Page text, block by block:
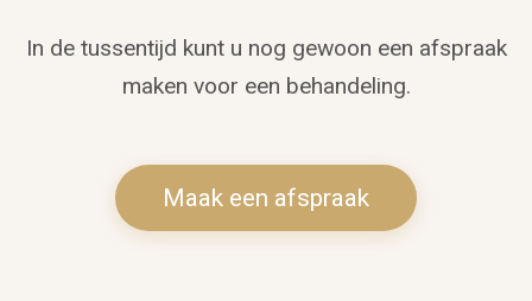
In de tussentijd kunt u nog gewoon een afspraak
maken voor een behandeling.
Maak een afspraak